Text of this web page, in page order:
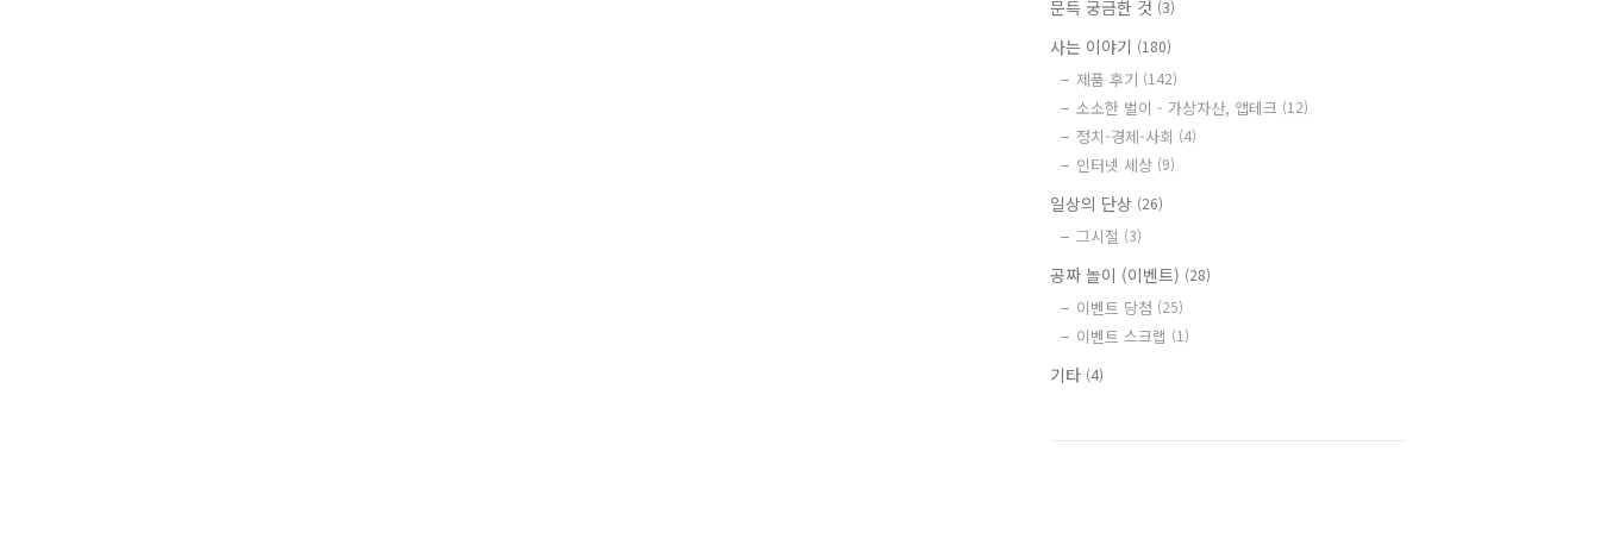
문득 궁금한 것 (3)
사는 이야기 (180)
제품 후기 (142)
소소한 벌이 - 가상자산, 앱테크 (12)
정치-경제-사회 (4)
인터넷 세상 (9)
일상의 단상 (26)
그시절 (3)
공짜 놀이 (이벤트) (28)
이벤트 당첨 (25)
이벤트 스크랩 (1)
기타 (4)